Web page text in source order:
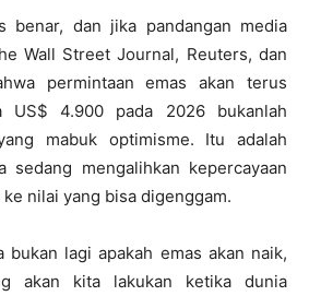
benar, dan jika pandangan media
Wall Street Journal, Reuters, dan
permintaan emas akan terus
US$ 4.900 pada 2026 bukanlah
mabuk optimisme. Itu adalah
sedang mengalihkan kepercayaan
nilai yang bisa digenggam.
bukan lagi apakah emas akan naik,
akan kita lakukan ketika dunia